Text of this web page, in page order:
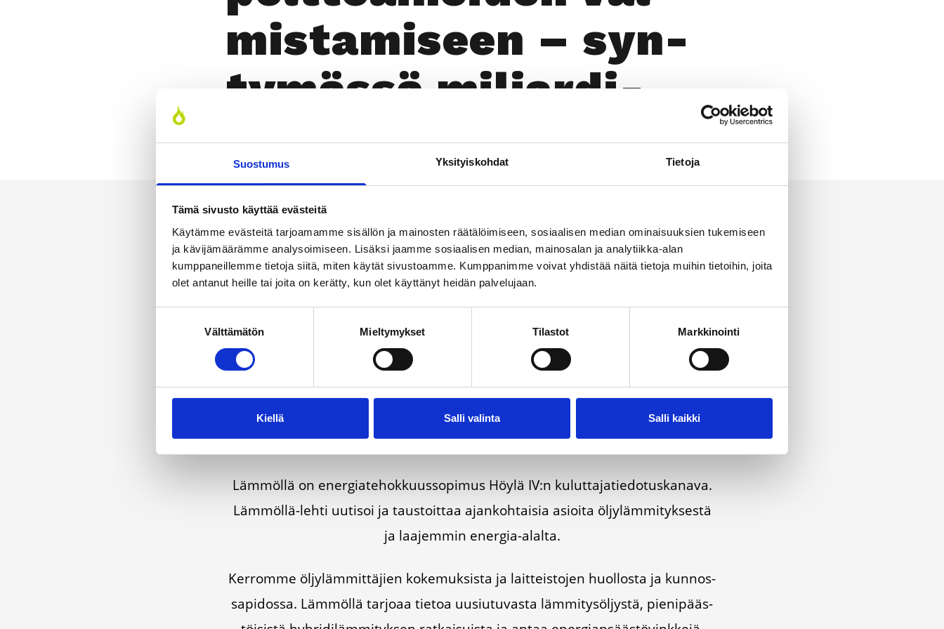
Suostumus Yksityiskohdat Tietoja
Tämä sivusto käyttää evästeitä
Käytämme evästeitä tarjoamamme sisällön ja mainosten räätälöimiseen, sosiaalisen median ominaisuuksien tukemiseen
ja kävijämäärämme analysoimiseen. Lisäksi jaamme sosiaalisen median, mainosalan ja analytiikka-alan
kumppaneillemme tietoja siitä, miten käytät sivustoamme. Kumppanimme voivat yhdistää näitä tietoja muihin tietoihin, joita
olet antanut heille tai joita on kerätty, kun olet käyttänyt heidän palvelujaan.
Välttämätön Mieltymykset Tilastot Markkinointi
Kiellä Salli valinta Salli kaikki
mis­ta­mi­seen – syn­
ty­mäs­sä mil­jar­di­
mark­ki­nat
Läm­möl­lä
SUO­SIT­TE­LE KAVE­RIL­LE
Face­book Ins­ta­gram
Läm­möl­lä on ener­gia­te­hok­kuus­so­pi­mus Höy­lä IV:n kulut­ta­ja­tie­do­tus­ka­na­va.
Läm­möl­lä-leh­ti uuti­soi ja taus­toit­taa ajan­koh­tai­sia asioi­ta öljy­läm­mi­tyk­ses­tä
ja laa­jem­min ener­gia-alal­ta.
Ker­rom­me öljy­läm­mit­tä­jien koke­muk­sis­ta ja lait­teis­to­jen huol­los­ta ja kun­nos­
sa­pi­dos­sa. Läm­möl­lä tar­jo­aa tie­toa uusiu­tu­vas­ta läm­mi­ty­söl­jys­tä, pie­ni­pääs­